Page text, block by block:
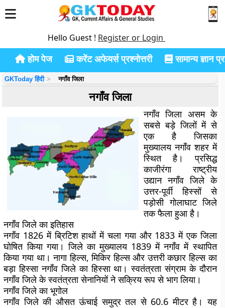
Hello Guest ! Register or Login
होम पेज करेंट अफेयर्स प्रश्नोत्तरी सामान्य ज्ञान
GKToday हिंदी नगाँव जिला
नगाँव जिला
नगाँव जिला असम के
सबसे बड़े जिलों में से
एक है जिसका
मुख्यालय नगाँव शहर में
स्थित है। प्रसिद्ध
काजीरंगा राष्ट्रीय
उद्यान नगाँव जिले के
उत्तर-पूर्वी हिस्सों से
पड़ोसी गोलाघाट जिले
तक फैला हुआ है।
नगाँव जिले का इतिहास
नगाँव 1826 में ब्रिटिश हाथों में चला गया और 1833 में एक जिला
घोषित किया गया। जिले का मुख्यालय 1839 में नगाँव में स्थापित
किया गया था। नागा हिल्स, मिकिर हिल्स और उत्तरी कछार हिल्स का
बड़ा हिस्सा नगाँव जिले का हिस्सा था। स्वतंत्रता संग्राम के दौरान
नगाँव जिले के स्वतंत्रता सेनानियों ने सक्रिय रूप से भाग लिया।
नगाँव जिले का भूगोल
नगाँव जिले की औसत ऊंचाई समुद्र तल से 60.6 मीटर है। यह